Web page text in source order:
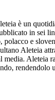
è un
in sei
polacco e
Aleteia
media. Aleteia
rendendolo